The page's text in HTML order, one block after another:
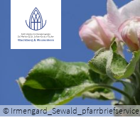
Zum Inhalt springen
© Irmengard_Sewald_pfarrbriefservice